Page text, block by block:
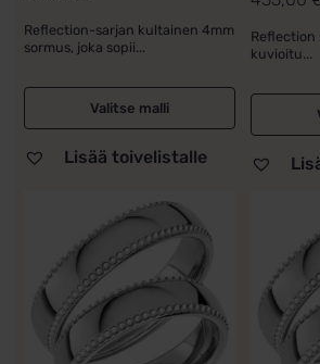
Reflection-sarjan kultainen 4mm
sormus, joka sopii...
Valitse malli
Lisää toivelistalle
Reflection
kuvioitu...